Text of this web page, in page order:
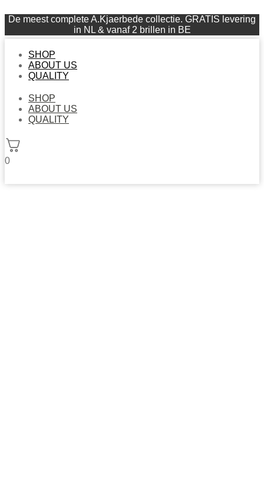
De meest complete A.Kjaerbede collectie. GRATIS levering
in NL & vanaf 2 brillen in BE
SHOP
ABOUT US
QUALITY
SHOP
ABOUT US
QUALITY
0